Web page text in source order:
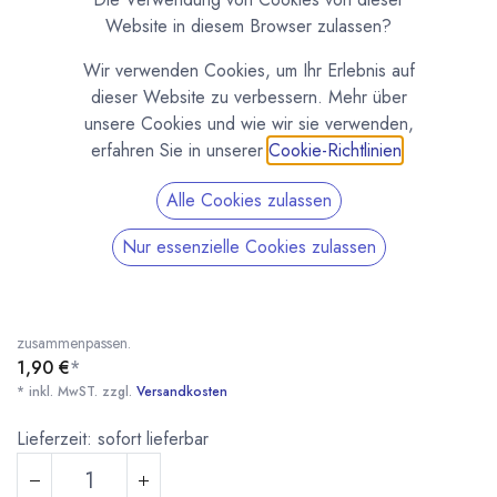
Pin für Doppelformen
(0 Rezension)
zusammenpassen.
1,90 €*
* inkl. MwST. zzgl. Versandkosten
Lieferzeit: sofort lieferbar
Website in diesem Browser zulassen?
Wir verwenden Cookies, um Ihr Erlebnis auf
dieser Website zu verbessern. Mehr über
unsere Cookies und wie wir sie verwenden,
erfahren Sie in unserer Cookie-Richtlinien
Alle Cookies zulassen
Nur essenzielle Cookies zulassen